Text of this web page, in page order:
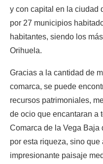
y con capital en la ciudad
por 27 municipios
habitantes, siendo los
Orihuela.
Gracias a la cantidad de
comarca, se puede
recursos patrimoniales,
de ocio que encantaran a
Comarca de la Vega Baja
por esta riqueza, sino que
impresionante paisaje